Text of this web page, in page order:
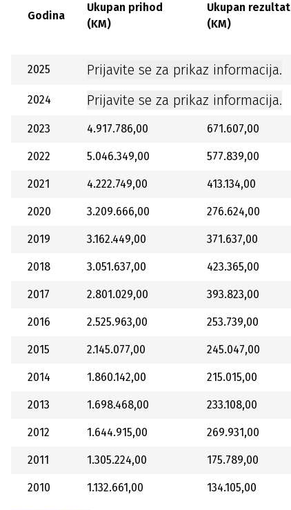
Godina
Ukupan prihod
(KM)
Ukupan rezultat
(KM)
2025 Prijavite se za prikaz informacija.
2024 Prijavite se za prikaz informacija.
2023 4.917.786,00 671.607,00
2022 5.046.349,00 577.839,00
2021 4.222.749,00 413.134,00
2020 3.209.666,00 276.624,00
2019 3.162.449,00 371.637,00
2018 3.051.637,00 423.365,00
2017 2.801.029,00 393.823,00
2016 2.525.963,00 253.739,00
2015 2.145.077,00 245.047,00
2014 1.860.142,00 215.015,00
2013 1.698.468,00 233.108,00
2012 1.644.915,00 269.931,00
2011 1.305.224,00 175.789,00
2010 1.132.661,00 134.105,00